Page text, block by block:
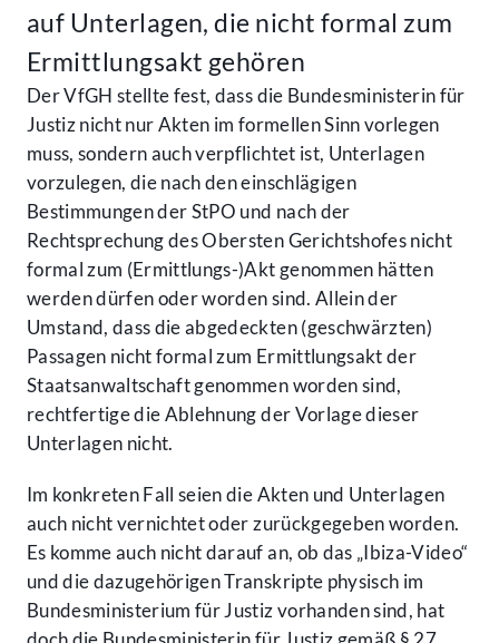
auf Unterlagen, die nicht formal zum
Ermittlungsakt gehören
Der VfGH stellte fest, dass die Bundesministerin für
Justiz nicht nur Akten im formellen Sinn vorlegen
muss, sondern auch verpflichtet ist, Unterlagen
vorzulegen, die nach den einschlägigen
Bestimmungen der StPO und nach der
Rechtsprechung des Obersten Gerichtshofes nicht
formal zum (Ermittlungs-)Akt genommen hätten
werden dürfen oder worden sind. Allein der
Umstand, dass die abgedeckten (geschwärzten)
Passagen nicht formal zum Ermittlungsakt der
Staatsanwaltschaft genommen worden sind,
rechtfertige die Ablehnung der Vorlage dieser
Unterlagen nicht.
Im konkreten Fall seien die Akten und Unterlagen
auch nicht vernichtet oder zurückgegeben worden.
Es komme auch nicht darauf an, ob das „Ibiza-Video“
und die dazugehörigen Transkripte physisch im
Bundesministerium für Justiz vorhanden sind, hat